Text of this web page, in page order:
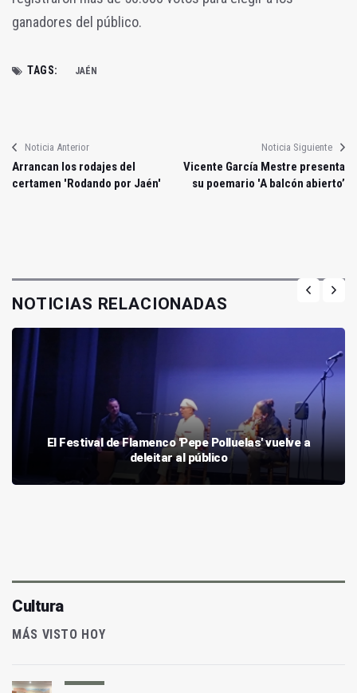
ganadores del público.
TAGS: JAÉN
Noticia Anterior
Arrancan los rodajes del
certamen 'Rodando por Jaén'
Noticia Siguiente
Vicente García Mestre presenta
su poemario 'A balcón abierto’
NOTICIAS RELACIONADAS
El Festival de Flamenco 'Pepe Polluelas' vuelve a
deleitar al público
Cultura
MÁS VISTO HOY